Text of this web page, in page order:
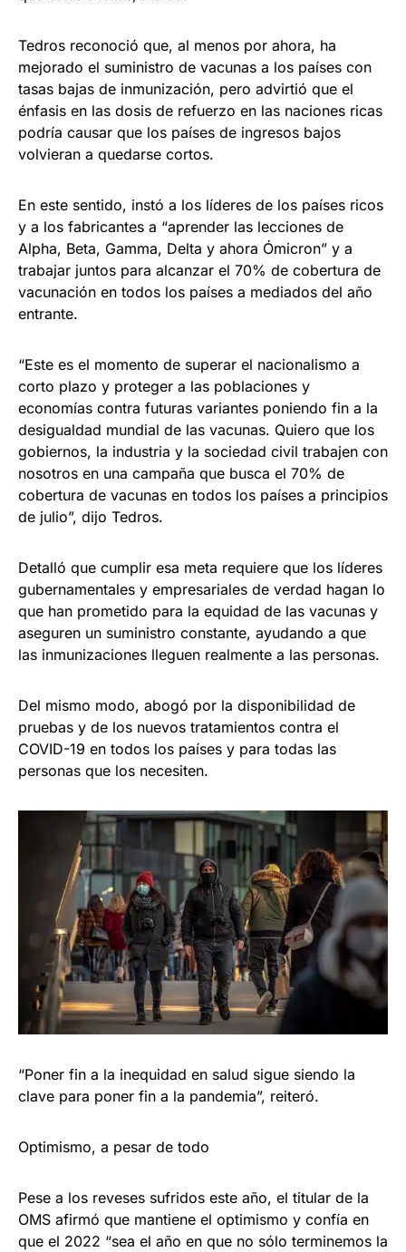
Tedros reconoció que, al menos por ahora, ha
mejorado el suministro de vacunas a los países con
tasas bajas de inmunización, pero advirtió que el
énfasis en las dosis de refuerzo en las naciones ricas
podría causar que los países de ingresos bajos
volvieran a quedarse cortos.
En este sentido, instó a los líderes de los países ricos
y a los fabricantes a “aprender las lecciones de
Alpha, Beta, Gamma, Delta y ahora Ómicron” y a
trabajar juntos para alcanzar el 70% de cobertura de
vacunación en todos los países a mediados del año
entrante.
“Este es el momento de superar el nacionalismo a
corto plazo y proteger a las poblaciones y
economías contra futuras variantes poniendo fin a la
desigualdad mundial de las vacunas. Quiero que los
gobiernos, la industria y la sociedad civil trabajen con
nosotros en una campaña que busca el 70% de
cobertura de vacunas en todos los países a principios
de julio”, dijo Tedros.
Detalló que cumplir esa meta requiere que los líderes
gubernamentales y empresariales de verdad hagan lo
que han prometido para la equidad de las vacunas y
aseguren un suministro constante, ayudando a que
las inmunizaciones lleguen realmente a las personas.
Del mismo modo, abogó por la disponibilidad de
pruebas y de los nuevos tratamientos contra el
COVID-19 en todos los países y para todas las
personas que los necesiten.
“Poner fin a la inequidad en salud sigue siendo la
clave para poner fin a la pandemia”, reiteró.
Optimismo, a pesar de todo
Pese a los reveses sufridos este año, el titular de la
OMS afirmó que mantiene el optimismo y confía en
que el 2022 “sea el año en que no sólo terminemos la